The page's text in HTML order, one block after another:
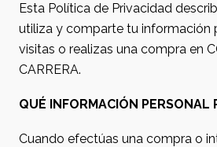
Esta Política de Privacidad
utiliza y comparte tu información
visitas o realizas una compra en
CARRERA.
QUÉ INFORMACIÓN PERSONAL
Cuando efectúas una compra o